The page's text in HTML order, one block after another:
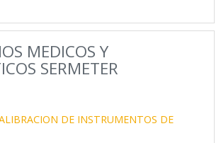
MEDICOS Y
SERMETER
DE INSTRUMENTOS DE